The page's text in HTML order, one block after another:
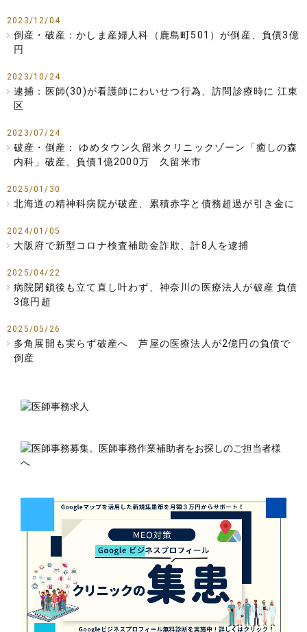
2023/12/04
倒産・破産：かしま産婦人科（鹿島町501）が倒産、負債3億
円
2023/10/24
逮捕：医師(30)が看護師にわいせつ行為、訪問診療時に 江東
区
2023/07/24
破産・倒産： ゆめタウン久留米クリニックゾーン「癒しの森
内科」破産、負債1億2000万 久留米市
2025/01/30
北海道の精神科病院が破産、累積赤字と債務超過が引き金に
2024/01/05
大阪府で新型コロナ検査補助金詐欺、計8人を逮捕
2025/04/22
病院閉鎖後も立て直し叶わず、神奈川の医療法人が破産 負債
3億円超
2025/05/26
多角展開も実らず破産へ 芦屋の医療法人が2億円の負債で
倒産